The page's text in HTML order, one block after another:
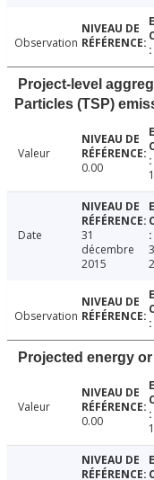
Observation
Project-level
Particles (TSP)
Valeur
0.00
Date
31
décembre
2015
Observation
Projected energy
Valeur
0.00